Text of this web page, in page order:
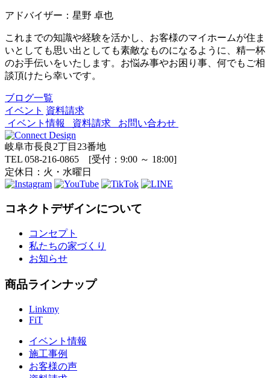
アドバイザー：星野 卓也
これまでの知識や経験を活かし、お客様のマイホームが住ま
いとしても思い出としても素敵なものになるように、精一杯
のお手伝いをいたします。お悩み事やお困り事、何でもご相
談頂けたら幸いです。
ブログ一覧
イベント 資料請求
イベント情報
資料請求 お問い合わせ
岐阜市長良2丁目23番地
TEL 058-216-0865 [受付：9:00 ～ 18:00]
定休日：火・水曜日
コネクトデザインについて
コンセプト
私たちの家づくり
お知らせ
商品ラインナップ
Linkmy
FiT
イベント情報
施工事例
お客様の声